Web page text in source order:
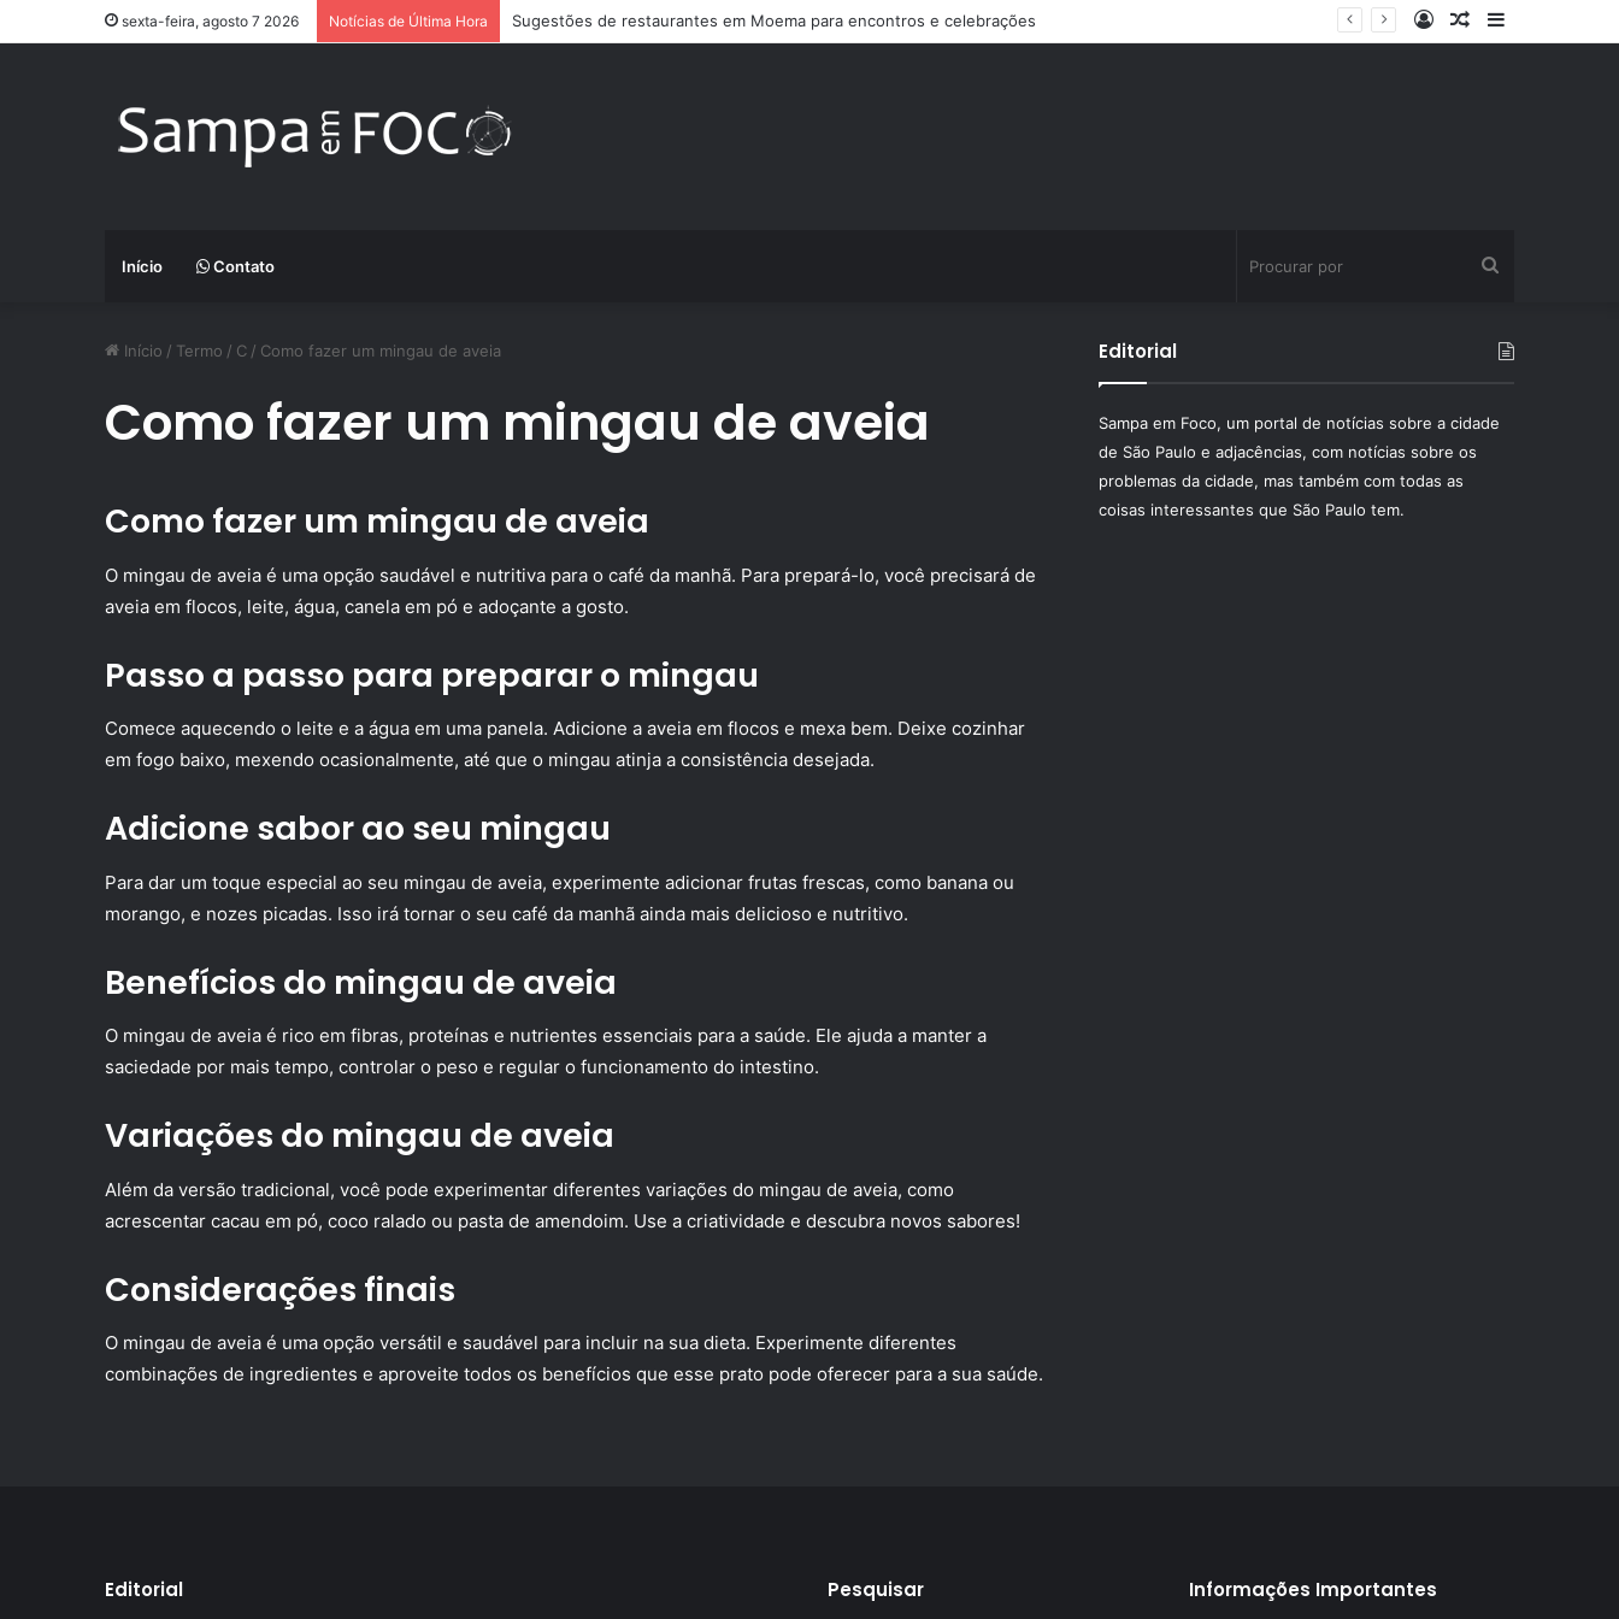
sexta-feira, agosto 7 2026 Notícias de Última Hora Sugestões de restaurantes em Moema para encontros e celebrações
Barra
Artigo
Entrar
Início Contato
por
Início / Termo / C / Como fazer um mingau de aveia
Como fazer um mingau de aveia
Como fazer um mingau de aveia
O mingau de aveia é uma opção saudável e nutritiva para o café da manhã. Para prepará-lo, você precisará de
aveia em flocos, leite, água, canela em pó e adoçante a gosto.
Passo a passo para preparar o mingau
Comece aquecendo o leite e a água em uma panela. Adicione a aveia em flocos e mexa bem. Deixe cozinhar
em fogo baixo, mexendo ocasionalmente, até que o mingau atinja a consistência desejada.
Adicione sabor ao seu mingau
Para dar um toque especial ao seu mingau de aveia, experimente adicionar frutas frescas, como banana ou
morango, e nozes picadas. Isso irá tornar o seu café da manhã ainda mais delicioso e nutritivo.
Benefícios do mingau de aveia
O mingau de aveia é rico em fibras, proteínas e nutrientes essenciais para a saúde. Ele ajuda a manter a
saciedade por mais tempo, controlar o peso e regular o funcionamento do intestino.
Variações do mingau de aveia
Além da versão tradicional, você pode experimentar diferentes variações do mingau de aveia, como
acrescentar cacau em pó, coco ralado ou pasta de amendoim. Use a criatividade e descubra novos sabores!
Considerações finais
O mingau de aveia é uma opção versátil e saudável para incluir na sua dieta. Experimente diferentes
combinações de ingredientes e aproveite todos os benefícios que esse prato pode oferecer para a sua saúde.
Editorial
Sampa em Foco, um portal de notícias sobre a cidade
de São Paulo e adjacências, com notícias sobre os
problemas da cidade, mas também com todas as
coisas interessantes que São Paulo tem.
Editorial Pesquisar Informações Importantes